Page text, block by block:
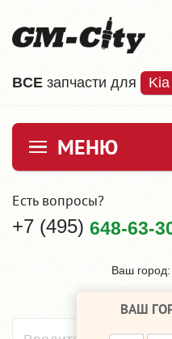
ВCE запчасти для Kia
МЕНЮ
Есть вопросы?
+7 (495) 648-63-
Ваш город:
ВАШ